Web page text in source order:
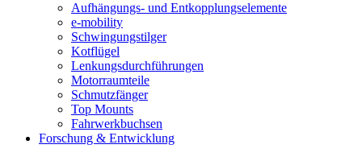
Aufhängungs- und Entkopplungselemente
e-mobility
Schwingungstilger
Kotflügel
Lenkungsdurchführungen
Motorraumteile
Schmutzfänger
Top Mounts
Fahrwerkbuchsen
Forschung & Entwicklung